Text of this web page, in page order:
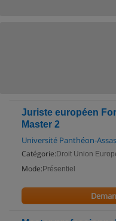
Juriste européen
Master 2
Université Panthéon-
Catégorie: Droit Union
Mode: Présentiel